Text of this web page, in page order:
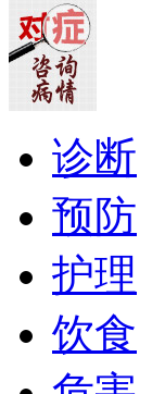
诊断
预防
护理
饮食